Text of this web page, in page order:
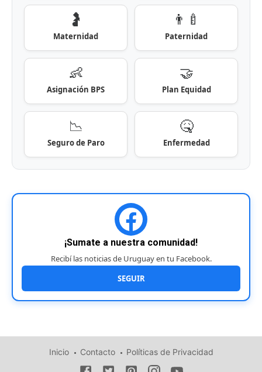
🤰
Maternidad
👨‍🍼
Paternidad
👶
Asignación BPS
🤝
Plan Equidad
📉
Seguro de Paro
🤒
Enfermedad
¡Sumate a nuestra comunidad!
Recibí las noticias de Uruguay en tu Facebook.
SEGUIR
Inicio Contacto Políticas de Privacidad